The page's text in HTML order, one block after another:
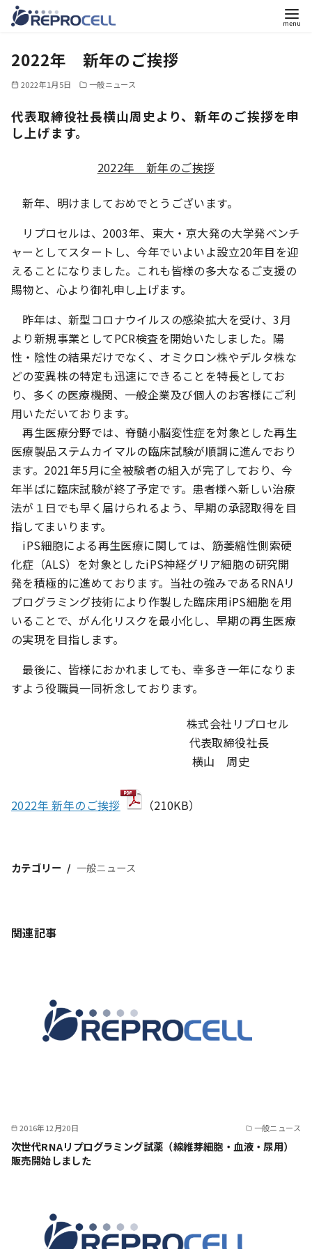
2022年 新年のご挨拶
2022年1月5日 一般ニュース
代表取締役社長横山周史より、新年のご挨拶を申
し上げます。
2022年 新年のご挨拶
新年、明けましておめでとうございます。
リプロセルは、2003年、東大・京大発の大学発ベンチ
ャーとしてスタートし、今年でいよいよ設立20年目を迎
えることになりました。これも皆様の多大なるご支援の
賜物と、心より御礼申し上げます。
昨年は、新型コロナウイルスの感染拡大を受け、3月
より新規事業としてPCR検査を開始いたしました。陽
性・陰性の結果だけでなく、オミクロン株やデルタ株な
どの変異株の特定も迅速にできることを特長としてお
り、多くの医療機関、一般企業及び個人のお客様にご利
用いただいております。
再生医療分野では、脊髄小脳変性症を対象とした再生
医療製品ステムカイマルの臨床試験が順調に進んでおり
ます。2021年5月に全被験者の組入が完了しており、今
年半ばに臨床試験が終了予定です。患者様へ新しい治療
法が１日でも早く届けられるよう、早期の承認取得を目
指してまいります。
iPS細胞による再生医療に関しては、筋萎縮性側索硬
化症（ALS）を対象としたiPS神経グリア細胞の研究開
発を積極的に進めております。当社の強みであるRNAリ
プログラミング技術により作製した臨床用iPS細胞を用
いることで、がん化リスクを最小化し、早期の再生医療
の実現を目指します。
最後に、皆様におかれましても、幸多き一年になりま
すよう役職員一同祈念しております。
株式会社リプロセル
代表取締役社長
横山 周史
2022年 新年のご挨拶 （210KB）
カテゴリー 一般ニュース
関連記事
2016年12月20日 一般ニュース
次世代RNAリプログラミング試薬（線維芽細胞・血液・尿用）
販売開始しました